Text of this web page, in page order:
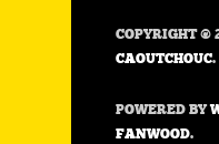
COPYRIGHT ©
CAOUTCHOUC.
POWERED BY
FANWOOD.